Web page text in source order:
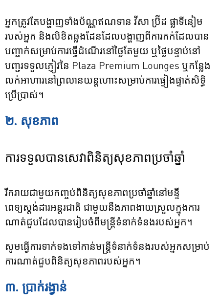
អ្នកត្រូវតែបង្ហាញទាំងប័ណ្ណឥណទាន វីសា ប្រ៊ីដ ផ្លាទីនៀម
របស់អ្នក និងលិខិតឆ្លងដែនដែលបង្ហាញពីការកក់ដែលបាន
បញ្ជាក់សម្រាប់ការធ្វើដំណើរនៅថ្ងៃតែមួយ ឬថ្ងៃបន្ទាប់នៅ
បញ្ជរទទួលភ្ញៀវនៃ Plaza Premium Lounges ឬកន្លែង
លក់អាហារនៅព្រលានយន្តហោះសម្រាប់ការផ្ទៀងផ្ទាត់សិទ្ធិ
ប្រើប្រាស់។
២. សុខភាព
ការទទួលបានសេវាពិនិត្យសុខភាពប្រចាំឆ្នាំ
រីករាយជាមួយកញ្ចប់ពិនិត្យសុខភាពប្រចាំឆ្នាំនៅមន្ទី
ពេទ្យស្ដង់ដារអន្តរជាតិ ជាមួយនឹងភាពងាយស្រួលក្នុងការ
ណាត់ជួបដែលបានរៀបចំពីមន្រ្តីទំនាក់ទំនងរបស់អ្នក។
សូមធ្វើការទាក់ទងទៅកាន់មន្រ្តីទំនាក់ទំនងរបស់អ្នកសម្រាប់
ការណាត់ជួបពិនិត្យសុខភាពរបស់អ្នក។
៣. ប្រាក់រង្វាន់